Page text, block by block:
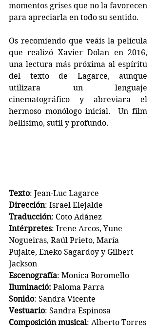
momentos grises que no la favorecen
para apreciarla en todo su sentido.
Os recomiendo que veáis la película
que realizó Xavier Dolan en 2016,
una lectura más próxima al espíritu
del texto de Lagarce, aunque
utilizara un lenguaje
cinematográfico y abreviara el
hermoso monólogo inicial.  Un film
bellísimo, sutil y profundo.
Texto: Jean-Luc Lagarce
Dirección: Israel Elejalde
Traducción: Coto Adánez
Intérpretes: Irene Arcos, Yune
Nogueiras, Raúl Prieto, María
Pujalte, Eneko Sagardoy y Gilbert
Jackson
Escenografía: Monica Boromello
Iluminació: Paloma Parra
Sonido: Sandra Vicente
Vestuario: Sandra Espinosa
Composición musical: Alberto Torres